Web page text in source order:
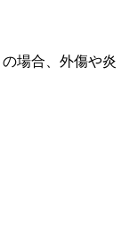
場合、外傷や炎